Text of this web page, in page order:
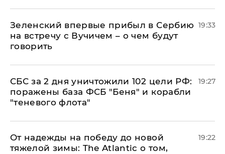
Зеленский впервые прибыл в Сербию
на встречу с Вучичем – о чем будут
говорить
19:33
СБС за 2 дня уничтожили 102 цели РФ:
поражены база ФСБ "Беня" и корабли
"теневого флота"
19:27
От надежды на победу до новой
тяжелой зимы: The Atlantic о том,
19:22